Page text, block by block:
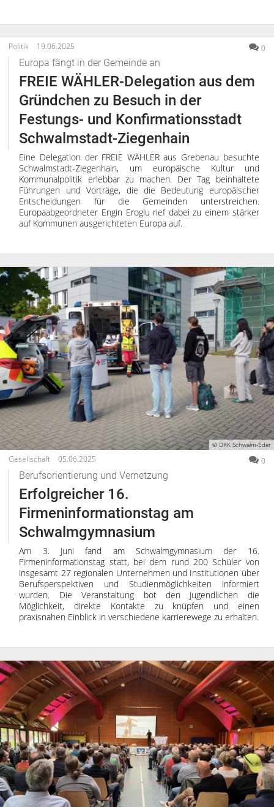
Politik 19.06.2025 0
Europa fängt in der Gemeinde an
FREIE WÄHLER-Delegation aus dem
Gründchen zu Besuch in der
Festungs- und Konfirmationsstadt
Schwalmstadt-Ziegenhain
Eine Delegation der FREIE WÄHLER aus Grebenau besuchte
Schwalmstadt-Ziegenhain, um europäische Kultur und
Kommunalpolitik erlebbar zu machen. Der Tag beinhaltete
Führungen und Vorträge, die die Bedeutung europäischer
Entscheidungen für die Gemeinden unterstreichen.
Europaabgeordneter Engin Eroglu rief dabei zu einem stärker
auf Kommunen ausgerichteten Europa auf.
© DRK Schwalm-Eder
Gesellschaft 05.06.2025 0
Berufsorientierung und Vernetzung
Erfolgreicher 16.
Firmeninformationstag am
Schwalmgymnasium
Am 3. Juni fand am Schwalmgymnasium der 16.
Firmeninformationstag statt, bei dem rund 200 Schüler von
insgesamt 27 regionalen Unternehmen und Institutionen über
Berufsperspektiven und Studienmöglichkeiten informiert
wurden. Die Veranstaltung bot den Jugendlichen die
Möglichkeit, direkte Kontakte zu knüpfen und einen
praxisnahen Einblick in verschiedene karrierewege zu erhalten.